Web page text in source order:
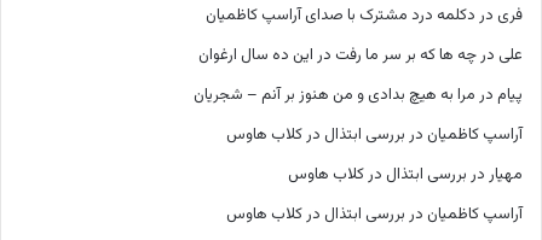
فری در دکلمه درد مشترک با صدای آراسپ کاظمیان
علی در چه ها که بر سر ما رفت در این ده سال ارغوان
پیام در مرا به هیچ بدادی و من هنوز بر آنم – شجریان
آراسپ کاظمیان در بررسی ابتذال در کلاب هاوس
مهیار در بررسی ابتذال در کلاب هاوس
آراسپ کاظمیان در بررسی ابتذال در کلاب هاوس